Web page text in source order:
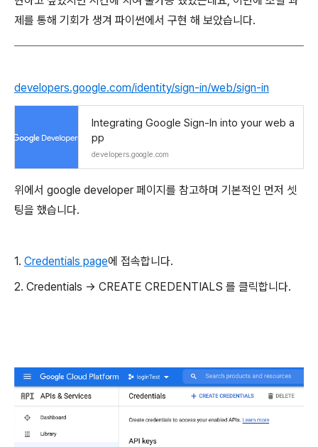
제를 통해 기회가 생겨 파이썬에서 구현 해 보았습니다.
developers.google.com/identity/sign-in/web/sign-in
Integrating Google Sign-In into your web a
pp
developers.google.com
위에서 google developer 페이지를 참고하며 기본적인 먼저 셋
팅을 했습니다.
1. Credentials page에 접속합니다.
2. Credentials -> CREATE CREDENTIALS 를 클릭합니다.